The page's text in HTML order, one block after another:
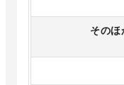
そのほ